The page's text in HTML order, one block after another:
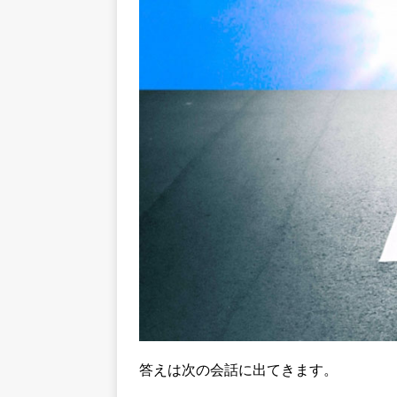
答えは次の会話に出てきます。